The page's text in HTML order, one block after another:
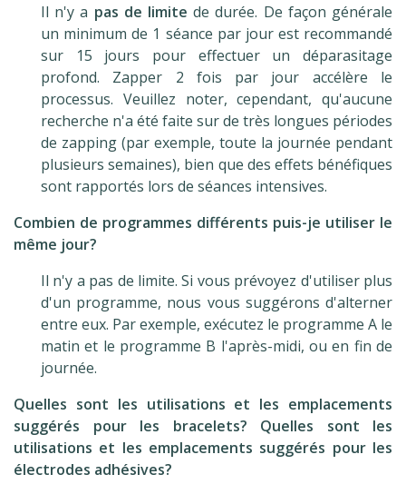
Il n'y a pas de limite de durée. De façon générale
un minimum de 1 séance par jour est recommandé
sur 15 jours pour effectuer un déparasitage
profond. Zapper 2 fois par jour accélère le
processus. Veuillez noter, cependant, qu'aucune
recherche n'a été faite sur de très longues périodes
de zapping (par exemple, toute la journée pendant
plusieurs semaines), bien que des effets bénéfiques
sont rapportés lors de séances intensives.
Combien de programmes différents puis-je utiliser le
même jour?
Il n'y a pas de limite. Si vous prévoyez d'utiliser plus
d'un programme, nous vous suggérons d'alterner
entre eux. Par exemple, exécutez le programme A le
matin et le programme B l'après-midi, ou en fin de
journée.
Quelles sont les utilisations et les emplacements
suggérés pour les bracelets? Quelles sont les
utilisations et les emplacements suggérés pour les
électrodes adhésives?